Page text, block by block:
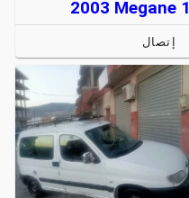
2003 Megane 1
إتصال